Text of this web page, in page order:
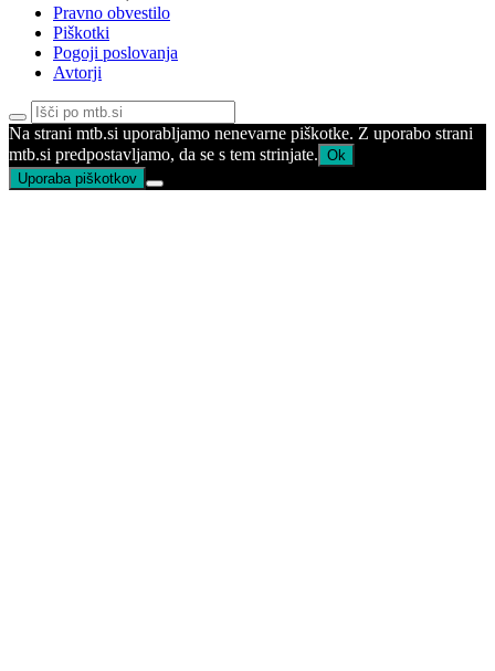
Pravno obvestilo
Piškotki
Pogoji poslovanja
Avtorji
Na strani mtb.si uporabljamo nenevarne piškotke. Z uporabo strani
mtb.si predpostavljamo, da se s tem strinjate. Ok
Uporaba piškotkov